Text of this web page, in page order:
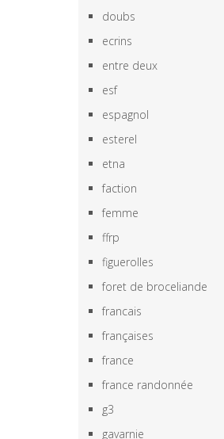
doubs
ecrins
entre deux
esf
espagnol
esterel
etna
faction
femme
ffrp
figuerolles
foret de broceliande
francais
françaises
france
france randonnée
g3
gavarnie